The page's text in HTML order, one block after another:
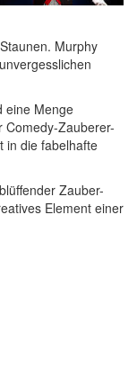
Murphy
eine Menge
Comedy-Zauberer-
in die fabelhafte
Zauber-
Element einer